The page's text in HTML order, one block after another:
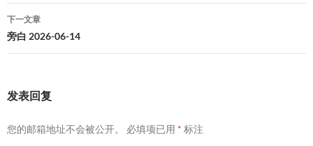
导
航
下一文章
旁白 2026-06-14
发表回复
您的邮箱地址不会被公开。 必填项已用 * 标注